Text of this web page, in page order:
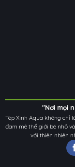
"Nơi mọi
Tép Xinh Aqua không chỉ
đam mê thế giới bé nhỏ
với thiên nhiên